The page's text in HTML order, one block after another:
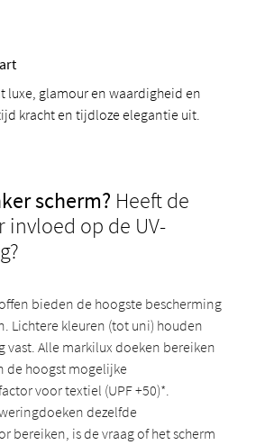
luxe, glamour en waardigheid en
kracht en tijdloze elegantie uit.
scherm? Heeft de
invloed op de UV-
bieden de hoogste bescherming
Lichtere kleuren (tot uni) houden
vast. Alle markilux doeken bereiken
de hoogst mogelijke
voor textiel (UPF +50)*.
dezelfde
bereiken, is de vraag of het scherm